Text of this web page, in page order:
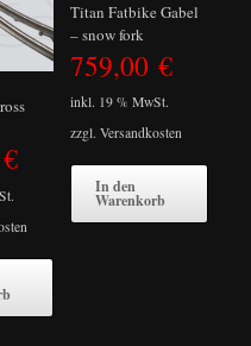
€
Titan Fatbike Gabel
– snow fork
759,00€
inkl. 19 % MwSt.
zzgl.Versandkosten
In den
Warenkorb